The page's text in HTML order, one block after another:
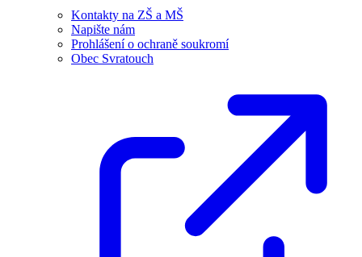
Kontakty na ZŠ a MŠ
Napište nám
Prohlášení o ochraně soukromí
Obec Svratouch